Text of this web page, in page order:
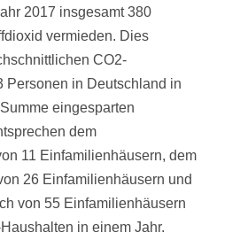
2017 insgesamt 380
vermieden. Dies
CO2-
Personen in Deutschland in
eingesparten
dem
11 Einfamilienhäusern, dem
26 Einfamilienhäusern und
von 55 Einfamilienhäusern
in einem Jahr.